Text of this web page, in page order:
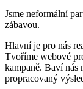
Jsme neformální
zábavou.
Hlavní je pro nás
Tvoříme webové
kampaně. Baví nás
propracovaný